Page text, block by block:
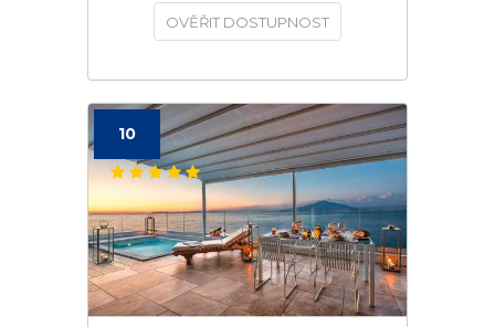
OVĚŘIT DOSTUPNOST
10